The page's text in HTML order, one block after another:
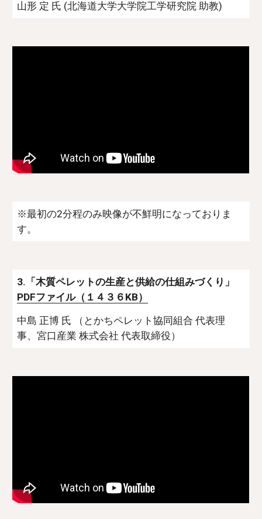
山形 定 氏 (北海道大学大学院工学研究院 助教)
※最初の2分程のみ映像が不鮮明になっておりま
す。
PDFファイル（１４３６KB）
中島 正博 氏 （とかちペレット協同組合 代表理
事、宮口産業 株式会社 代表取締役）